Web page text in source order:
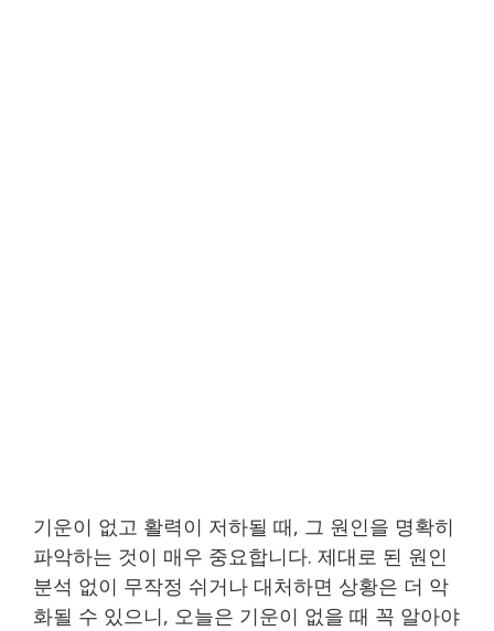
기운이 없고 활력이 저하될 때, 그 원인을 명확히
파악하는 것이 매우 중요합니다. 제대로 된 원인
분석 없이 무작정 쉬거나 대처하면 상황은 더 악
화될 수 있으니, 오늘은 기운이 없을 때 꼭 알아야